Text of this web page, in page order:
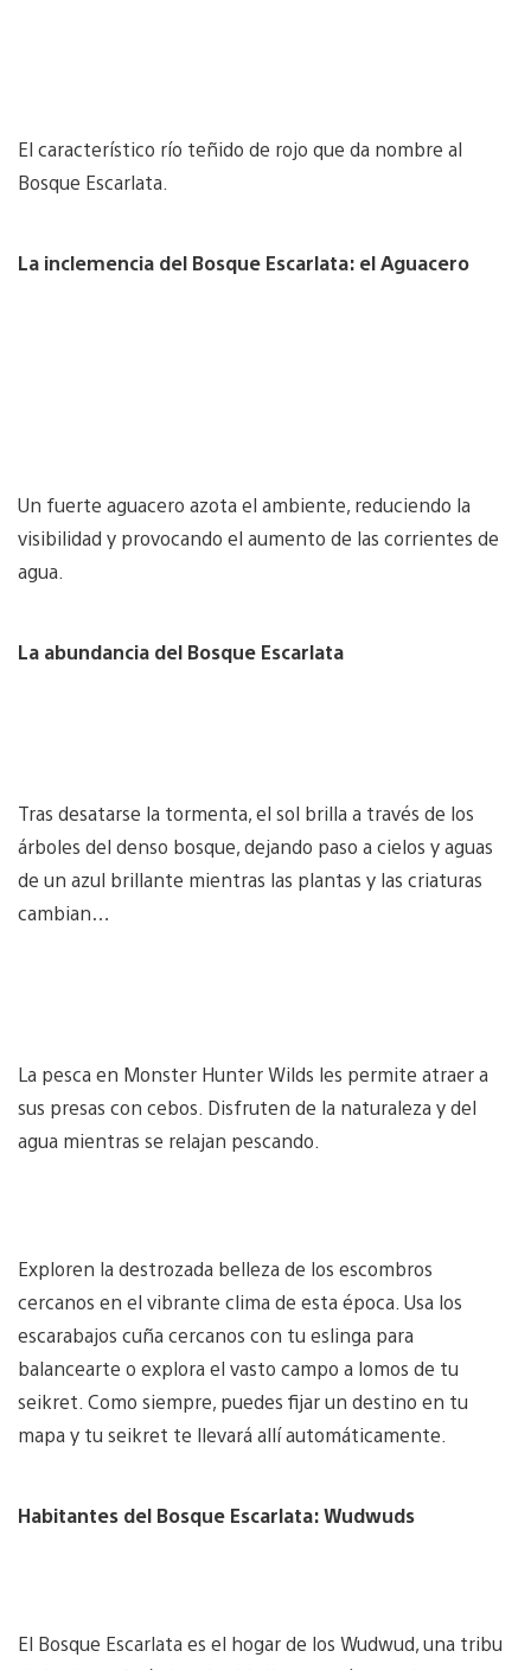
El característico río teñido de rojo que da nombre al
Bosque Escarlata.
La inclemencia del Bosque Escarlata: el Aguacero
Un fuerte aguacero azota el ambiente, reduciendo la
visibilidad y provocando el aumento de las corrientes de
agua.
La abundancia del Bosque Escarlata
Tras desatarse la tormenta, el sol brilla a través de los
árboles del denso bosque, dejando paso a cielos y aguas
de un azul brillante mientras las plantas y las criaturas
cambian…
La pesca en Monster Hunter Wilds les permite atraer a
sus presas con cebos. Disfruten de la naturaleza y del
agua mientras se relajan pescando.
Exploren la destrozada belleza de los escombros
cercanos en el vibrante clima de esta época. Usa los
escarabajos cuña cercanos con tu eslinga para
balancearte o explora el vasto campo a lomos de tu
seikret. Como siempre, puedes fijar un destino en tu
mapa y tu seikret te llevará allí automáticamente.
Habitantes del Bosque Escarlata: Wudwuds
El Bosque Escarlata es el hogar de los Wudwud, una tribu